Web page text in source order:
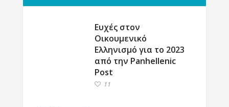
Ευχές στον
Οικουμενικό
Ελληνισμό για το 2023
από την Panhellenic
Post
11